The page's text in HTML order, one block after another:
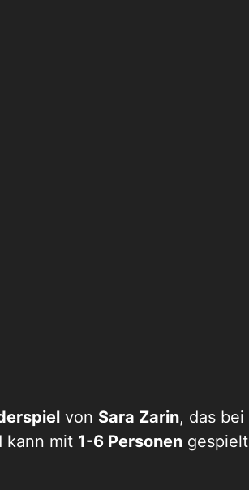
von Sara Zarin, das bei
kann mit 1-6 Personen gespielt